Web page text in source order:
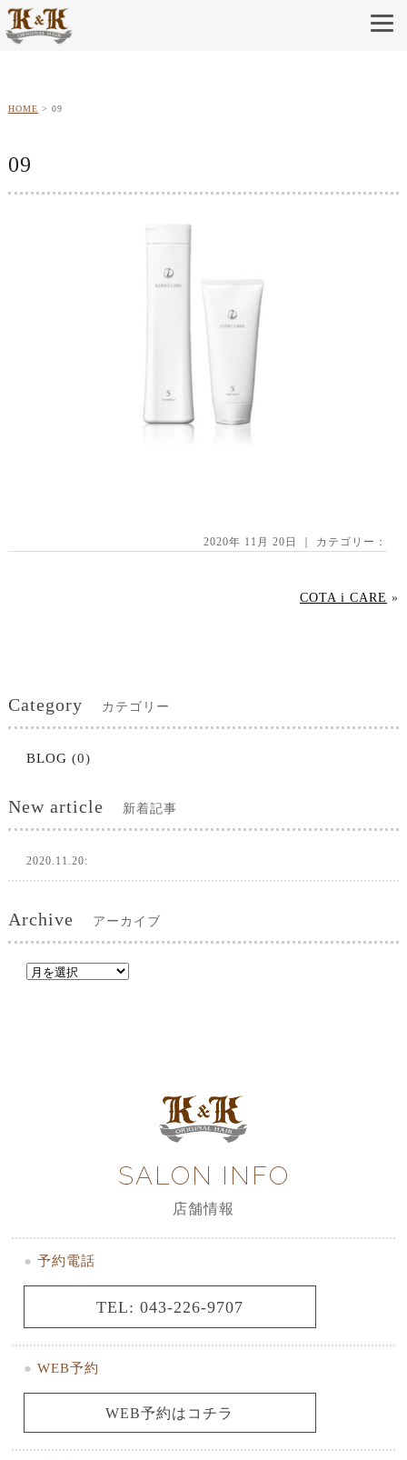
HOME 09
09
2020年 11月 20日 ｜ カテゴリー：
COTA i CARE »
Category カテゴリー
BLOG (0)
New article 新着記事
2020.11.20:
Archive アーカイブ
SALON INFO
店舗情報
● 予約電話
TEL: 043-226-9707
● WEB予約
WEB予約はコチラ